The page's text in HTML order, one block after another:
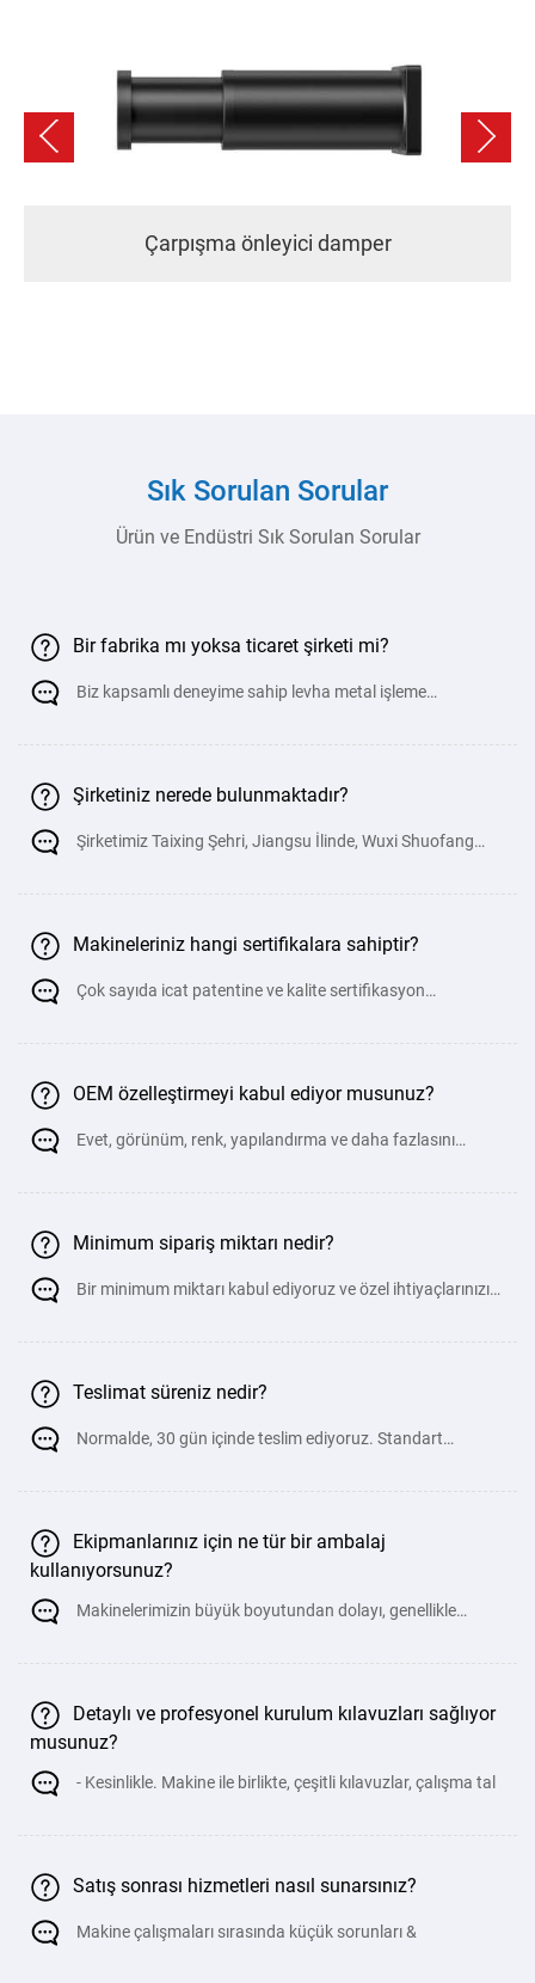
Dikey ışık perdesi koruması
Sık Sorulan Sorular
Ürün ve Endüstri Sık Sorulan Sorular
Bir fabrika mı yoksa ticaret şirketi mi?
Şirketiniz nerede bulunmaktadır?
Makineleriniz hangi sertifikalara sahiptir?
OEM özelleştirmeyi kabul ediyor musunuz?
Minimum sipariş miktarı nedir?
Teslimat süreniz nedir?
Ekipmanlarınız için ne tür bir ambalaj
kullanıyorsunuz?
Detaylı ve profesyonel kurulum kılavuzları sağlıyor
musunuz?
- Kesinlikle. Makine ile birlikte, çeşitli kılavuzlar, çalışma tal
Satış sonrası hizmetleri nasıl sunarsınız?
Makine çalışmaları sırasında küçük sorunları &